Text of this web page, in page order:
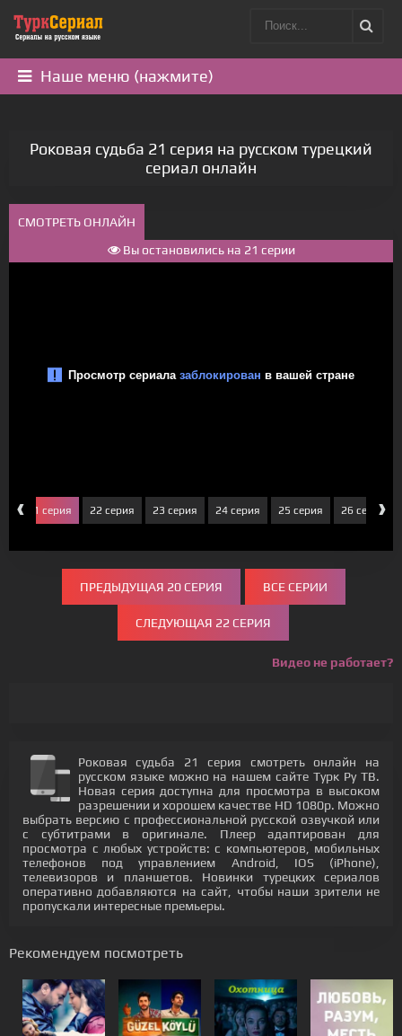
Наше меню (нажмите)
Роковая судьба 21 серия на русском турецкий
сериал онлайн
СМОТРЕТЬ ОНЛАЙН
Вы остановились на 21 серии
‹ 21 серия 22 серия 23 серия 24 серия 25 серия 26 серия
›
ПРЕДЫДУЩАЯ 20 СЕРИЯ ВСЕ СЕРИИ
СЛЕДУЮЩАЯ 22 СЕРИЯ
Видео не работает?
Роковая судьба 21 серия смотреть онлайн на
русском языке можно на нашем сайте Турк Ру ТВ.
Новая серия доступна для просмотра в высоком
разрешении и хорошем качестве HD 1080p. Можно
выбрать версию с профессиональной русской озвучкой или
с субтитрами в оригинале. Плеер адаптирован для
просмотра с любых устройств: с компьютеров, мобильных
телефонов под управлением Android, IOS (iPhone),
телевизоров и планшетов. Новинки турецких сериалов
оперативно добавляются на сайт, чтобы наши зрители не
пропускали интересные премьеры.
Рекомендуем посмотреть